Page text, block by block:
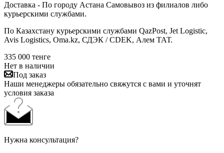
Доставка - По городу Астана Самовывоз из филиалов либо
курьерскими службами.
По Казахстану курьерскими службами QazPost, Jet Logistic,
Avis Logistics, Oma.kz, СДЭК / CDEK, Алем ТАТ.
335 000 тенге
Нет в наличии
Под заказ
Наши менеджеры обязательно свяжутся с вами и уточнят
условия заказа
Нужна консультация?